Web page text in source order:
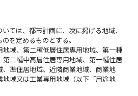
ては、都市計画に、次に掲げる地域、
を定めるものとする。
地域、第二種低層住居専用地域、第一種
第二種中高層住居専用地域、第一種住居
、準住居地域、近隣商業地域、商業地
地域又は工業専用地域（以下「用途地